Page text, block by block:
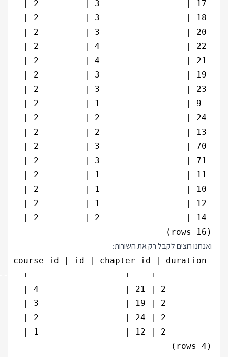
(16 rows)
ואנחנו רוצים לקבל רק את השורות:
(4 rows)